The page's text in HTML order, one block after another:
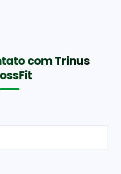
com Trinus